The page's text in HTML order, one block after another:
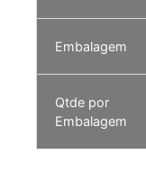
Embalagem
Qtde por
Embalagem